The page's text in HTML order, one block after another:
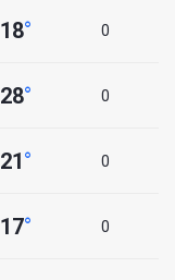
18° 0
28° 0
21° 0
17° 0